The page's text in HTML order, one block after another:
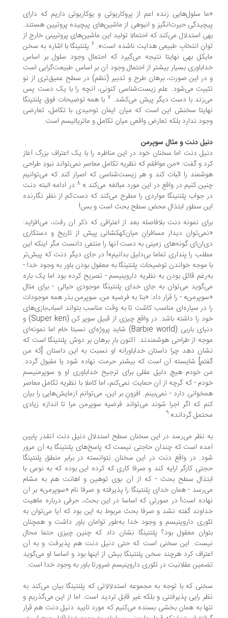
سلول‌هایی زنده اعم از پروکاریوتی و یوکاریوتی داریم که دارای
حیرت‌انگیز و انبوهی از ماشین‌های پیچیده پروتیین هستند.
استدلال می‌کند که احتمالا تولید این ماشین‌های پروتیینی خارج از
انتخابِ طبیعی هدایت ناشده است».6پلنتینگا با اشاره به سخن
بهی نهایتا نتیجه می‌گیرد که احتمال وجود سلول بر اساس
بسیار بیشتر از احتمال وجود آن بر اساس طبیعت‌گرایی است
این صورت، برهان طرح و تدبیر (نظم) در سطح عمیق‌تری از نو
می‌شود. علم زیست‌شناسی کنونی، آنچه را با یک دست پس
با دست دیگر پیش می‌کشد.7با همه توضیحات فوق پلنتینگا
سخنش این است که میان ایمان توحیدی با تکامل، تعارضی
ندارد بلکه تعارض واقعی میان تکامل و ماتریالیسم است.
دنت و مثال سوپرمن
دنت اما سخنان خود در این مناظره را با یک اعتراف بزرگ آغاز
و گفت: «من موافقم که نظریه تکامل معاصر نمی‌تواند نبودِ طراحی
را اثبات کند و هر زیست‌شناسی که اصرار کند که می‌توانیم
کنیم در واقع در این مورد مبالغه می‌کند.»8در ادامه البته دنت
جواب پلنتینگا مواردی را مطرح می‌کند که دست‌کم از نظر نگارنده
سطور ابتذال محض سطح بحث است و بس!
نمونه دنت بلافاصله بعد از اعترافی که ذکر آن رفت، می‌افزاید:
دیدار مسافرانِ میان‌کهکشانی پیش از تاریخ و دستکاری
گونه‌های زمینی به دست آنها را منتفی دانست مگر اینکه این
را پنداری تماما بی‌دلیل بدانیم»! در جای دیگر دنت که پیش‌تر
موجه خواندن توضیحات پلنتینگا به معقول بودن باور به وجود خدا -
قائل بودن به نظریه داروینیسم - تصریح کرده بود اما یک باره
می‌توان به جای خدای پلنتینگا موجودی خیالی - برای مثال
- را قرار داد: «بنا به فرضیه من، سوپرمن بذر همه موجودات
در سیاره‌ای مناسب کاشت تا به وقت مناسب بتواند اسباب‌بازی‌های
خود را داشته باشد. در واقع چیزی از قبیل سوپر کن (Super ken) و
دنیای باربی (Barbie world) شاید پروژه‌ای نسبتا خام اما نمونه‌ای
از طراحی هوشمندند. اکنون بارِ برهان بر دوش پلنتینگا است که
دهد چرا داستان خداباورانه او نسبت به این داستان [که من
شایسته آن است که بیشتر حرمت نهاده شود یا مقبول گردد.
خودم هیچ دلیل عقلی برای ترجیح خداباوری او و سوپرمنیسم
- که گرچه از آن حمایت نمی‌کنم، اما کاملا با نظریه تکامل معاصر
دارد - نمی‌بینم. افزونِ بر این، می‌توانم آزمایش‌هایی را بیان
که اگر اجرا شوند می‌تواند فرضیه سوپرمن مرا تا اندازه‌ زیادی
گرداند».
نظر می‌رسد در این سخنان سطح استدلال دنیل دنت آنقدر پایین
است که چندان حاجتی نیست که پاسخ‌های پلنتینگا به آن مرور
در واقع دنت در این سخنان نتوانسته در برابر منطق پلنتینگا
کارگر ارایه کند و صرفا کاری که کرده این بوده که به نوعی با
سطح بحث - که از آن بوی توهین و اهانت هم به مشام
- همان خدای پلنتینگا را پذیرفته و صرفا نام «سوپرمن» بر آن
است! در صورتی که اساسا در این بحث، حرفی درباره ماهیت
گفته نشد و صرفا بحث مربوط به این بود که آیا می‌توان به
داروینیسم و وجود خدا به‌طور توامان باور داشت و همچنان
معقول بود؟ پلنتینگا نشان داد که چنین چیزی حتما محال
این سخنی است که حتی دنیل دنت هم پذیرفت و به آن
کرد هرچند سخن پلنتینگا بیش از اینها بود و اساسا او می‌گوید
عقلانیت در تئوری داروینیسم ضرورتا باور به وجود خدا است.
که با توجه به مجموعه استدلالاتی که پلنتینگا بیان می‌کند به
رایی پذیرفتنی و بلکه غیر قابل تردید است. اما از این می‌گذریم و
به همان بخشی بسنده می‌کنیم که مورد تایید دنیل دنت هم قرار